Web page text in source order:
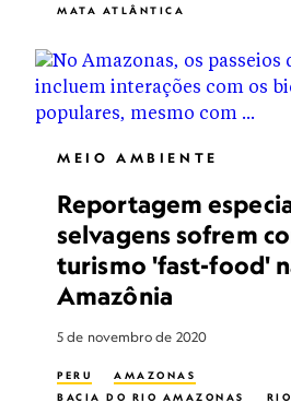
MATA ATLÂNTICA
MEIO AMBIENTE
Reportagem
selvagens sofrem
turismo 'fast-food'
Amazônia
5 de novembro de 2020
PERU
AMAZONAS
BACIA DO RIO AMAZONAS